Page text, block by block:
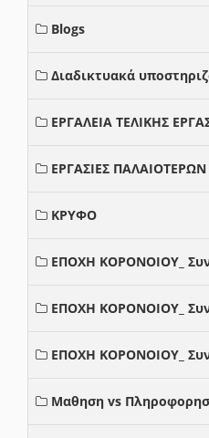
Blogs
Διαδικτυακά
ΕΡΓΑΛΕΙΑ ΤΕΛΙΚΗΣ
ΕΡΓΑΣΙΕΣ
ΚΡΥΦΟ
ΕΠΟΧΗ ΚΟΡΟΝΟΙΟΥ_
ΕΠΟΧΗ ΚΟΡΟΝΟΙΟΥ_
ΕΠΟΧΗ ΚΟΡΟΝΟΙΟΥ_
Μαθηση vs